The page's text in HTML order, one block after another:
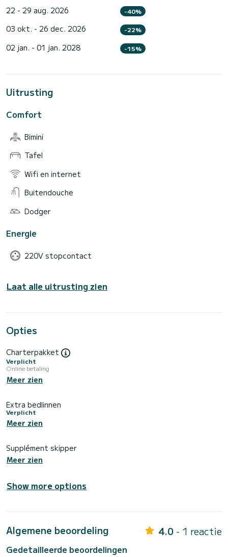
22 - 29 aug. 2026 -40%
03 okt. - 26 dec. 2026 -22%
02 jan. - 01 jan. 2028 -15%
Uitrusting
Comfort
Bimini
Tafel
Wifi en internet
Buitendouche
Dodger
Energie
220V stopcontact
Laat alle uitrusting zien
Opties
Charterpakket
Verplicht
Online betaling
Meer zien
Extra bedlinnen
Verplicht
Meer zien
Supplément skipper
Meer zien
Show more options
Algemene beoordeling 4.0 - 1 reactie
Gedetailleerde beoordelingen